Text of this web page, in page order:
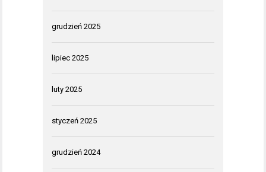
grudzień 2025
lipiec 2025
luty 2025
styczeń 2025
grudzień 2024